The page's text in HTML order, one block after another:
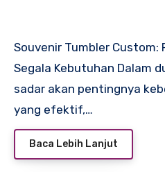
Souvenir Tumbler Custom: Pilihan Cerdas untuk
Segala Kebutuhan Dalam
sadar akan pentingnya
yang efektif,…
Baca Lebih Lanjut